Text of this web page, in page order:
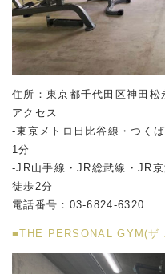
住所：東京都千代田区神田
アクセス
-東京メトロ日比谷線・つく
1分
-JR山手線・JR総武線・JR
徒歩2分
電話番号：03-6824-6320
■THE PERSONAL GYM(ザ